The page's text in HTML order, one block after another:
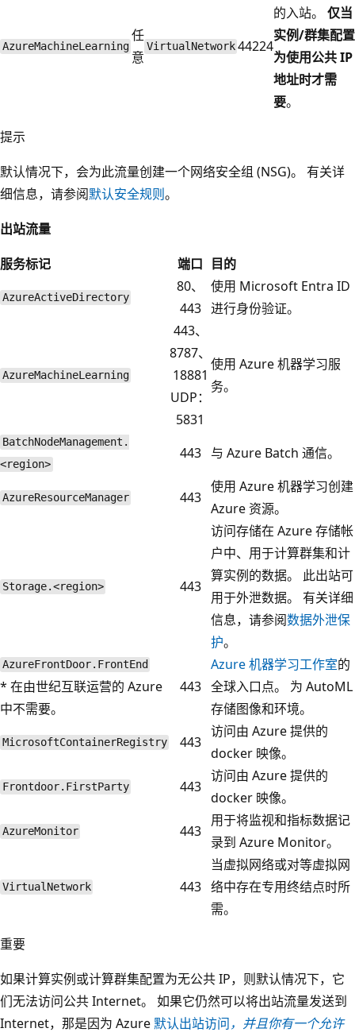
AzureMachineLearning
任
意
VirtualNetwork 44224
的入站。 仅当
实例/群集配置
为使用公共 IP
地址时才需
要。
提示
默认情况下，会为此流量创建一个网络安全组 (NSG)。 有关详
细信息，请参阅默认安全规则。
出站流量
服务标记
端口 目的
AzureActiveDirectory
80、
443
使用 Microsoft Entra ID
进行身份验证。
AzureMachineLearning
443、
8787、
18881
UDP：
5831
使用 Azure 机器学习服
务。
BatchNodeManagement.
<region>
443 与 Azure Batch 通信。
AzureResourceManager 443
使用 Azure 机器学习创建
Azure 资源。
Storage.<region> 443
访问存储在 Azure 存储帐
户中、用于计算群集和计
算实例的数据。 此出站可
用于外泄数据。 有关详细
信息，请参阅数据外泄保
护。
AzureFrontDoor.FrontEnd
* 在由世纪互联运营的 Azure
中不需要。
443
Azure 机器学习工作室的
全球入口点。 为 AutoML
存储图像和环境。
MicrosoftContainerRegistry 443
访问由 Azure 提供的
docker 映像。
Frontdoor.FirstParty 443
访问由 Azure 提供的
docker 映像。
AzureMonitor 443
用于将监视和指标数据记
录到 Azure Monitor。
VirtualNetwork 443
当虚拟网络或对等虚拟网
络中存在专用终结点时所
需。
重要
如果计算实例或计算群集配置为无公共 IP，则默认情况下，它
们无法访问公共 Internet。 如果它仍然可以将出站流量发送到
Internet，那是因为 Azure 默认出站访问，并且你有一个允许